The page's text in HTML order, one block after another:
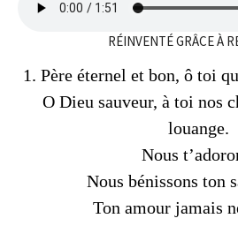
RÉINVENTÉ GRÂCE À
1. Père éternel et bon, ô toi
O Dieu sauveur, à toi nos
louange.
Nous
Nous bénissons ton
Ton amour jamais